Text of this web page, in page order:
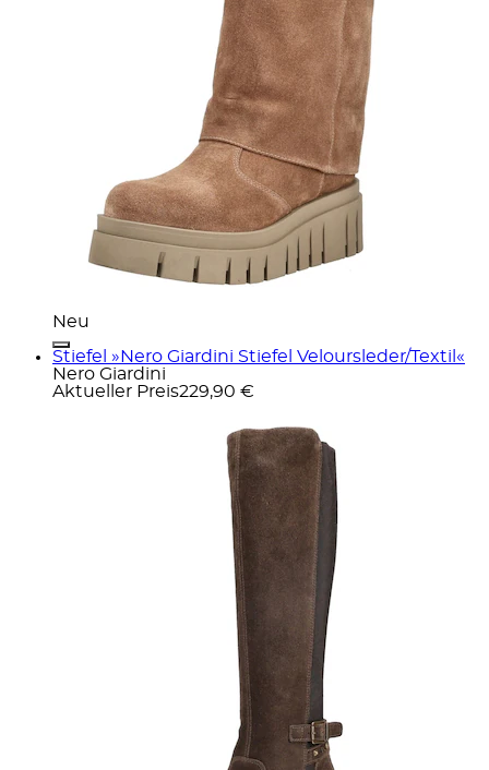
Neu
Stiefel »Nero Giardini Stiefel Veloursleder/Textil«
Nero Giardini
Aktueller Preis229,90 €